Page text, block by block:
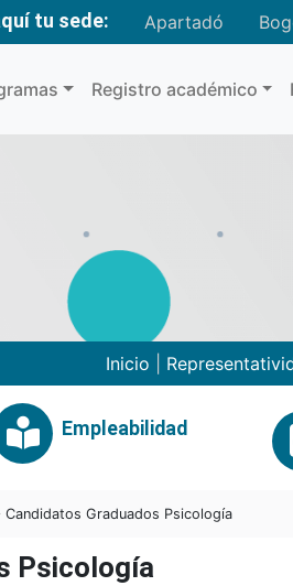
tu sede: Apartadó
Registro académico
Inicio
Empleabilidad
Candidatos Graduados Psicología
Psicología